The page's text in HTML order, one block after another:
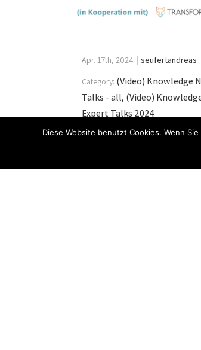
Apr. 17th, 2024
seufertandreas
Category: (Video) Knowledge
Talks - all, (Video)
Expert Talks 2024
Expert Talk | SAC
Dieser Inhalt ist nur für Mitglieder
Diese Website benutzt Cookies. Wenn